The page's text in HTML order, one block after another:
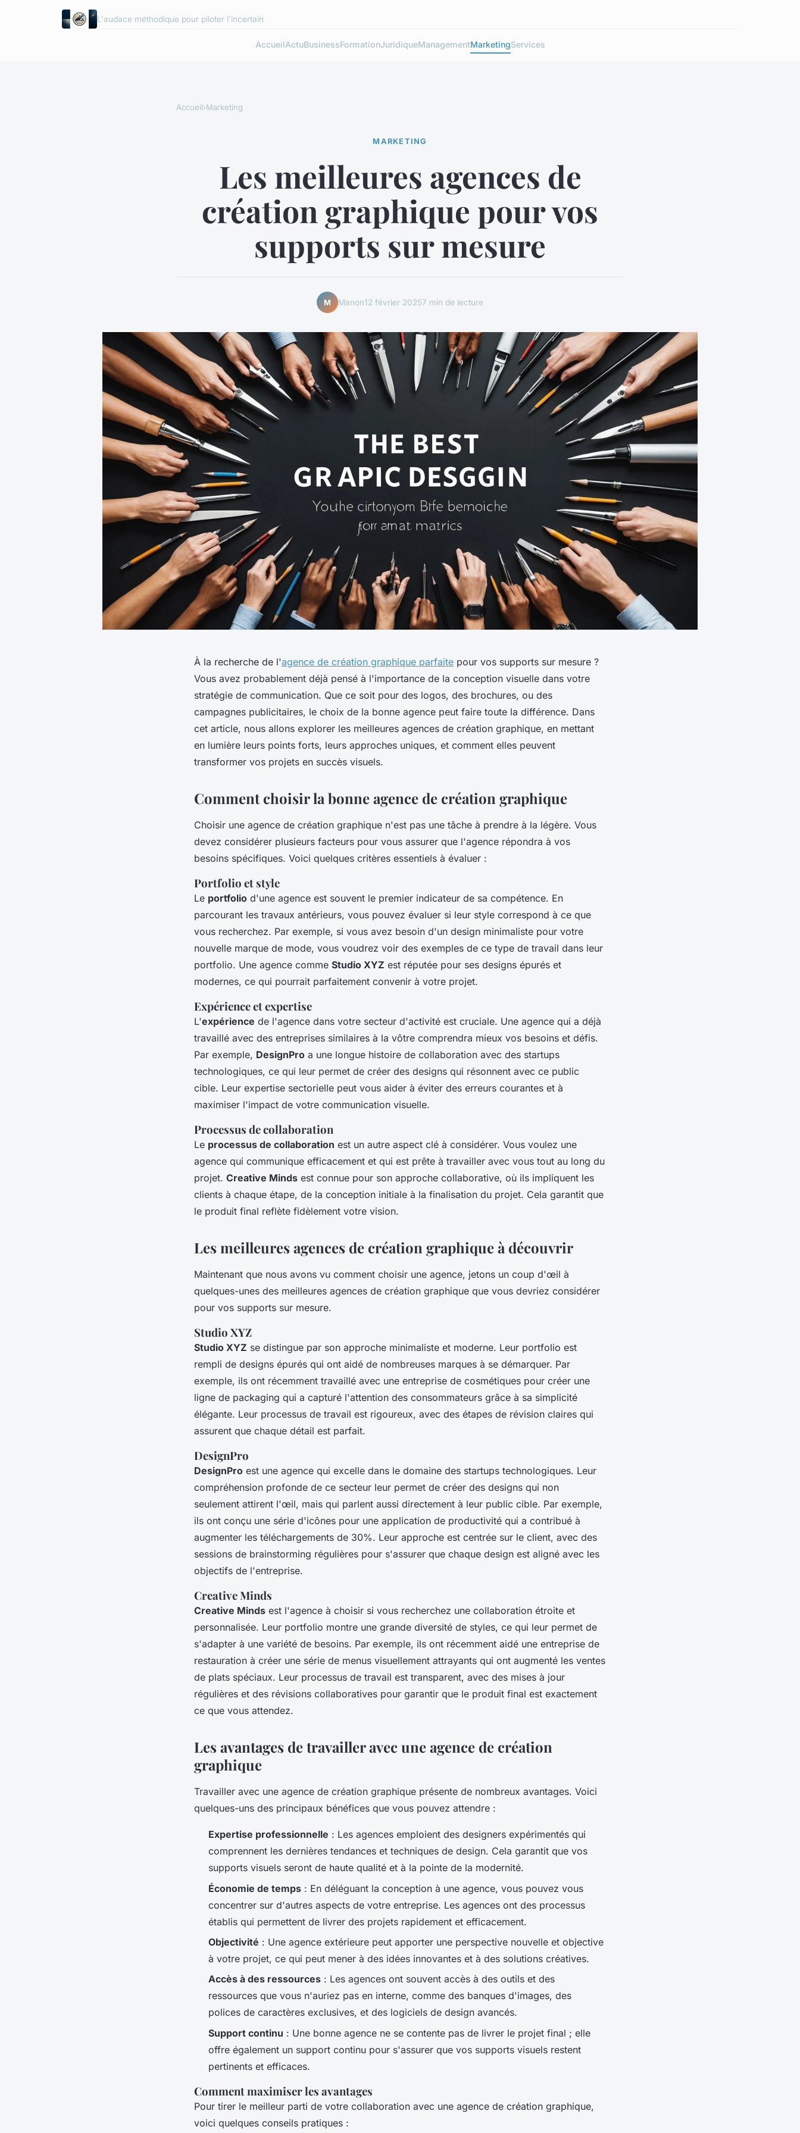
L'audace méthodique pour piloter l'incertain
AccueilActuBusinessFormationJuridiqueManagementMarketingServices
Accueil›Marketing
MARKETING
Les meilleures agences de
création graphique pour vos
supports sur mesure
M Manon12 février 20257 min de lecture
À la recherche de l'agence de création graphique parfaite pour vos supports sur mesure ?
Vous avez probablement déjà pensé à l'importance de la conception visuelle dans votre
stratégie de communication. Que ce soit pour des logos, des brochures, ou des
campagnes publicitaires, le choix de la bonne agence peut faire toute la différence. Dans
cet article, nous allons explorer les meilleures agences de création graphique, en mettant
en lumière leurs points forts, leurs approches uniques, et comment elles peuvent
transformer vos projets en succès visuels.
Comment choisir la bonne agence de création graphique
Choisir une agence de création graphique n'est pas une tâche à prendre à la légère. Vous
devez considérer plusieurs facteurs pour vous assurer que l'agence répondra à vos
besoins spécifiques. Voici quelques critères essentiels à évaluer :
Portfolio et style
Le portfolio d'une agence est souvent le premier indicateur de sa compétence. En
parcourant les travaux antérieurs, vous pouvez évaluer si leur style correspond à ce que
vous recherchez. Par exemple, si vous avez besoin d'un design minimaliste pour votre
nouvelle marque de mode, vous voudrez voir des exemples de ce type de travail dans leur
portfolio. Une agence comme Studio XYZ est réputée pour ses designs épurés et
modernes, ce qui pourrait parfaitement convenir à votre projet.
Expérience et expertise
L'expérience de l'agence dans votre secteur d'activité est cruciale. Une agence qui a déjà
travaillé avec des entreprises similaires à la vôtre comprendra mieux vos besoins et défis.
Par exemple, DesignPro a une longue histoire de collaboration avec des startups
technologiques, ce qui leur permet de créer des designs qui résonnent avec ce public
cible. Leur expertise sectorielle peut vous aider à éviter des erreurs courantes et à
maximiser l'impact de votre communication visuelle.
Processus de collaboration
Le processus de collaboration est un autre aspect clé à considérer. Vous voulez une
agence qui communique efficacement et qui est prête à travailler avec vous tout au long du
projet. Creative Minds est connue pour son approche collaborative, où ils impliquent les
clients à chaque étape, de la conception initiale à la finalisation du projet. Cela garantit que
le produit final reflète fidèlement votre vision.
Les meilleures agences de création graphique à découvrir
Maintenant que nous avons vu comment choisir une agence, jetons un coup d'œil à
quelques-unes des meilleures agences de création graphique que vous devriez considérer
pour vos supports sur mesure.
Studio XYZ
Studio XYZ se distingue par son approche minimaliste et moderne. Leur portfolio est
rempli de designs épurés qui ont aidé de nombreuses marques à se démarquer. Par
exemple, ils ont récemment travaillé avec une entreprise de cosmétiques pour créer une
ligne de packaging qui a capturé l'attention des consommateurs grâce à sa simplicité
élégante. Leur processus de travail est rigoureux, avec des étapes de révision claires qui
assurent que chaque détail est parfait.
DesignPro
DesignPro est une agence qui excelle dans le domaine des startups technologiques. Leur
compréhension profonde de ce secteur leur permet de créer des designs qui non
seulement attirent l'œil, mais qui parlent aussi directement à leur public cible. Par exemple,
ils ont conçu une série d'icônes pour une application de productivité qui a contribué à
augmenter les téléchargements de 30%. Leur approche est centrée sur le client, avec des
sessions de brainstorming régulières pour s'assurer que chaque design est aligné avec les
objectifs de l'entreprise.
Creative Minds
Creative Minds est l'agence à choisir si vous recherchez une collaboration étroite et
personnalisée. Leur portfolio montre une grande diversité de styles, ce qui leur permet de
s'adapter à une variété de besoins. Par exemple, ils ont récemment aidé une entreprise de
restauration à créer une série de menus visuellement attrayants qui ont augmenté les ventes
de plats spéciaux. Leur processus de travail est transparent, avec des mises à jour
régulières et des révisions collaboratives pour garantir que le produit final est exactement
ce que vous attendez.
Les avantages de travailler avec une agence de création
graphique
Travailler avec une agence de création graphique présente de nombreux avantages. Voici
quelques-uns des principaux bénéfices que vous pouvez attendre :
Expertise professionnelle : Les agences emploient des designers expérimentés qui
comprennent les dernières tendances et techniques de design. Cela garantit que vos
supports visuels seront de haute qualité et à la pointe de la modernité.
Économie de temps : En déléguant la conception à une agence, vous pouvez vous
concentrer sur d'autres aspects de votre entreprise. Les agences ont des processus
établis qui permettent de livrer des projets rapidement et efficacement.
Objectivité : Une agence extérieure peut apporter une perspective nouvelle et objective
à votre projet, ce qui peut mener à des idées innovantes et à des solutions créatives.
Accès à des ressources : Les agences ont souvent accès à des outils et des
ressources que vous n'auriez pas en interne, comme des banques d'images, des
polices de caractères exclusives, et des logiciels de design avancés.
Support continu : Une bonne agence ne se contente pas de livrer le projet final ; elle
offre également un support continu pour s'assurer que vos supports visuels restent
pertinents et efficaces.
Comment maximiser les avantages
Pour tirer le meilleur parti de votre collaboration avec une agence de création graphique,
voici quelques conseils pratiques :